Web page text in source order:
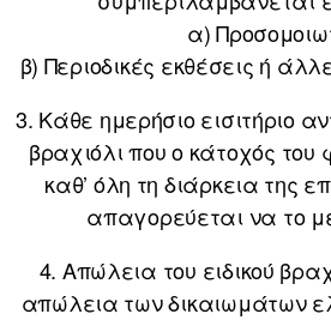
α)
β) Περιοδικές εκθέσεις ή
3. Κάθε ημερήσιο εισιτήριο
βραχιόλι που ο κάτοχός του
καθ’ όλη τη διάρκεια της
απαγορεύεται να το
4. Απώλεια του ειδικού
απώλεια των δικαιωμάτων